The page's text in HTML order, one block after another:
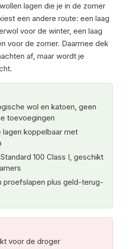
lagen die je in de zomer
een andere route: een laag
voor de winter, een laag
voor de zomer. Daarmee dek
af, maar wordt je
wol en katoen, geen
toevoegingen
lagen koppelbaar met
100 Class I, geschikt
proefslapen plus geld-terug-
voor de droger